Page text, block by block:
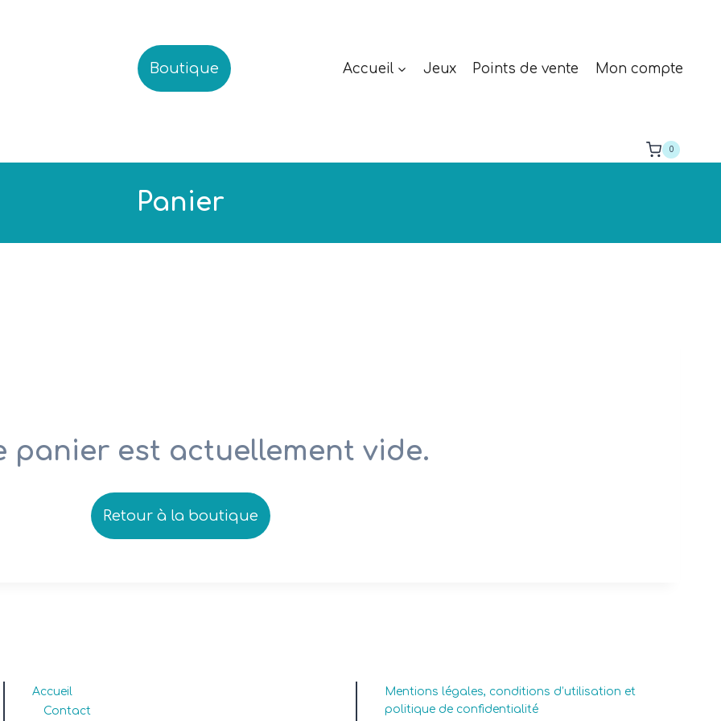
Boutique Accueil Jeux Points de vente Mon compte
0
Panier
panier est actuellement vide.
Retour à la boutique
Accueil
Contact
Mentions légales, conditions d’utilisation et
politique de confidentialité